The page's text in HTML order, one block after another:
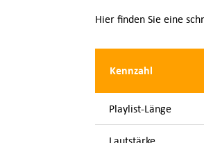
Hier finden Sie eine
Kennzahl
Playlist-Länge
Lautstärke